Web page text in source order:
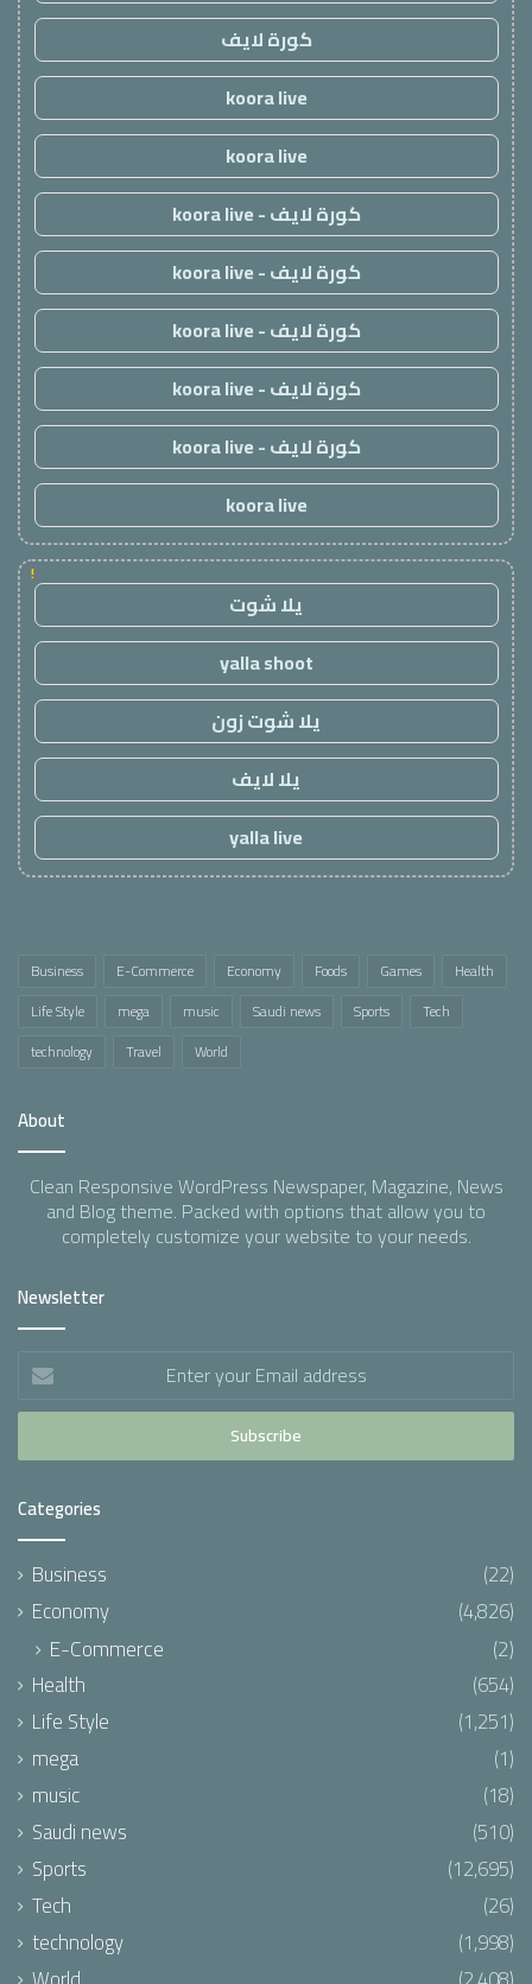
كورة لايف
koora live
koora live
كورة لايف - koora live
كورة لايف - koora live
كورة لايف - koora live
كورة لايف - koora live
كورة لايف - koora live
koora live
!
يلا شوت
yalla shoot
يلا شوت زون
يلا لايف
yalla live
Business E-Commerce Economy Foods Games
Health
Life Style
mega music Saudi news Sports
Tech
technology
Travel World
About
Clean Responsive WordPress Newspaper, Magazine, News
and Blog theme. Packed with options that allow you to
completely customize your website to your needs.
Newsletter
Enter
your
Email
Categories
Business
(22)
Economy
(4,826)
E-Commerce (2)
Health
(654)
Life Style
(1,251)
mega
(1)
music
(18)
Saudi news
(510)
Sports
(12,695)
Tech
(26)
technology
(1,998)